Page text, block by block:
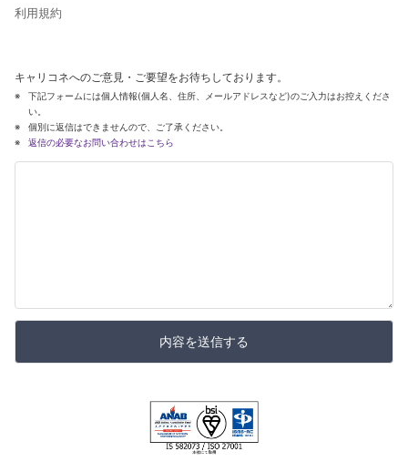
利用規約
キャリコネへのご意見・ご要望をお待ちしております。
下記フォームには個人情報(個人名、住所、メールアドレスなど)のご入力はお控えくださ
い。
個別に返信はできませんので、ご了承ください。
返信の必要なお問い合わせはこちら
内容を送信する